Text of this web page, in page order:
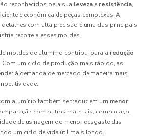
reconhecidos pela sua leveza e resistência,
e econômica de peças complexas. A
com alta precisão é uma das principais
recorre a esses moldes.
moldes de alumínio contribui para a redução
. Com um ciclo de produção mais rápido, as
à demanda de mercado de maneira mais
alumínio também se traduz em um menor
com outros materiais, como o aço.
de usinagem e o menor desgaste das
um ciclo de vida útil mais longo.